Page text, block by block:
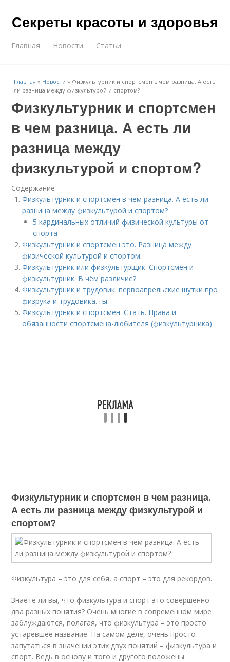
Секреты красоты и здоровья
Главная Новости Статьи
Главная » Новости » Физкультурник и спортсмен в чем разница. А есть
ли разница между физкультурой и спортом?
Физкультурник и спортсмен
в чем разница. А есть ли
разница между
физкультурой и спортом?
Содержание
Физкультурник и спортсмен в чем разница. А есть ли
разница между физкультурой и спортом?
5 кардинальных отличий физической культуры от
спорта
Физкультурник и спортсмен это. Разница между
физической культурой и спортом.
Физкультурник или физкультурщик. Спортсмен и
физкультурник. В чём различие?
Физкультурник и трудовик. первоапрельские шутки про
физрука и трудовика. гы
Физкультурник и спортсмен. Стать. Права и
обязанности спортсмена-любителя (физкультурника)
Физкультурник и спортсмен в чем разница.
А есть ли разница между физкультурой и
спортом?
Физкультура – это для себя, а спорт – это для рекордов.
Знаете ли вы, что физкультура и спорт это совершенно
два разных понятия? Очень многие в современном мире
заблуждаются, полагая, что физкультура – это просто
устаревшее название. На самом деле, очень просто
запутаться в значении этих двух понятий – физкультура и
спорт. Ведь в основу и того и другого положены